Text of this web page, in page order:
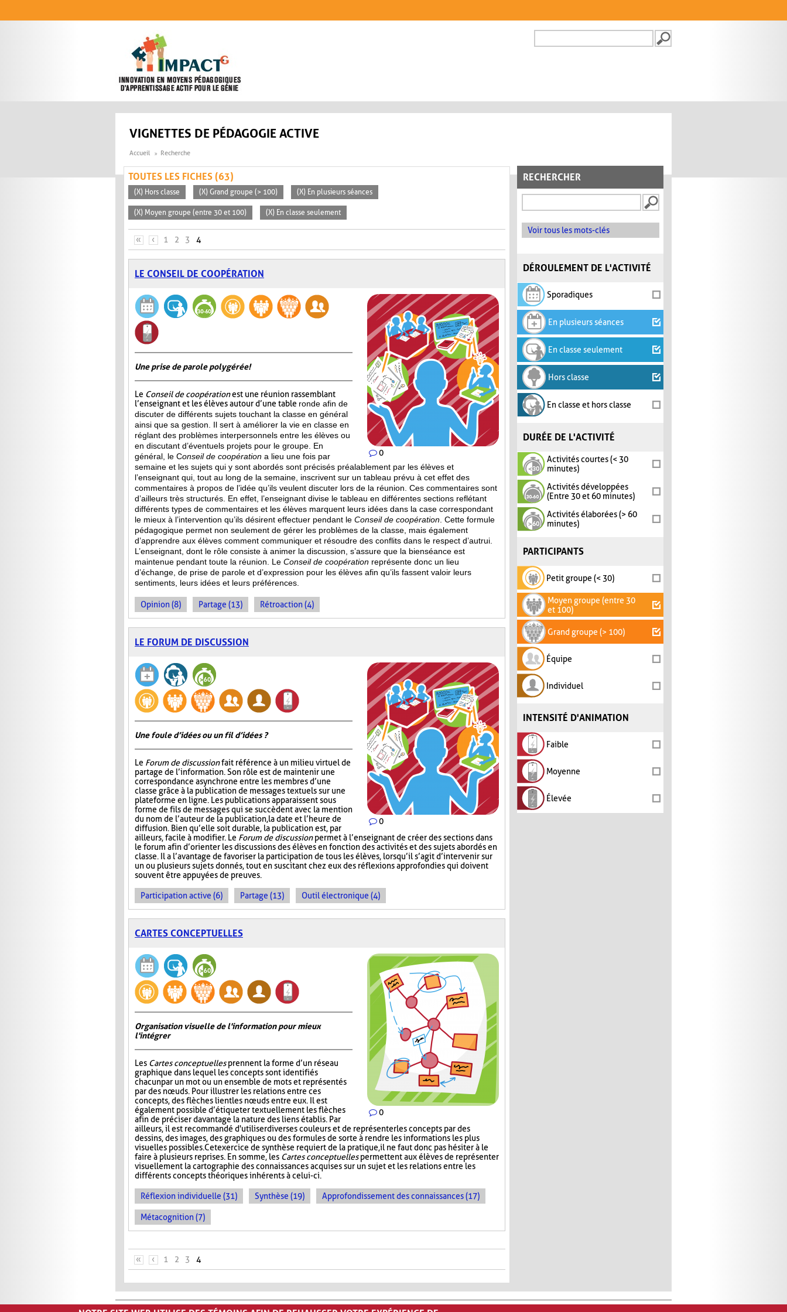
FORMULAIRE DE
VIGNETTES DE PÉDAGOGIE ACTIVE
Accueil Recherche
RECHERCHER
Voir tous les mots-clés
DÉROULEMENT DE L'ACTIVITÉ
Sporadiques
En plusieurs séances
En classe seulement
Hors classe
En classe et hors classe
DURÉE DE L'ACTIVITÉ
Activités courtes (< 30
minutes)
Activités développées
(Entre 30 et 60 minutes)
Activités élaborées (> 60
minutes)
PARTICIPANTS
Petit groupe (< 30)
Moyen groupe (entre 30
et 100)
Grand groupe (> 100)
Équipe
Individuel
INTENSITÉ D'ANIMATION
Faible
Moyenne
Élevée
TOUTES LES FICHES (63)
(X) Hors classe (X) Grand groupe (> 100) (X) En plusieurs séances
(X) Moyen groupe (entre 30 et 100) (X) En classe seulement
PAGES
« ‹ 1 2 3 4
LE CONSEIL DE COOPÉRATION
0
Une prise de parole polygérée!
Le Conseil de coopérationest une réunion rassemblant
l’enseignant et les élèves autour d’une table ronde afin de
discuter de différents sujets touchant la classe en général
ainsi que sa gestion. Il sert à améliorer la vie en classe en
réglant des problèmes interpersonnels entre les élèves ou
en discutant d’éventuels projets pour le groupe. En
général, le Conseil de coopération a lieu une fois par
semaine et les sujets qui y sont abordés sont précisés préalablement par les élèves et
l’enseignant qui, tout au long de la semaine, inscrivent sur un tableau prévu à cet effet des
commentaires à propos de l’idée qu’ils veulent discuter lors de la réunion. Ces commentaires sont
d’ailleurs très structurés. En effet, l’enseignant divise le tableau en différentes sections reflétant
différents types de commentaires et les élèves marquent leurs idées dans la case correspondant
le mieux à l’intervention qu’ils désirent effectuer pendant le Conseil de coopération. Cette formule
pédagogique permet non seulement de gérer les problèmes de la classe, mais également
d’apprendre aux élèves comment communiquer et résoudre des conflits dans le respect d’autrui.
L’enseignant, dont le rôle consiste à animer la discussion, s’assure que la bienséance est
maintenue pendant toute la réunion. Le Conseil de coopération représente donc un lieu
d’échange, de prise de parole et d’expression pour les élèves afin qu’ils fassent valoir leurs
sentiments, leurs idées et leurs préférences.
Opinion (8) Partage (13) Rétroaction (4)
LE FORUM DE DISCUSSION
0
Une foule d’idées ou un fil d’idées ?
Le Forum de discussionfait référence à un milieu virtuel de
partage de l’information. Son rôle est de maintenir une
correspondance asynchrone entre les membres d’une
classe grâce à la publication de messages textuels sur une
plateforme en ligne. Les publications apparaissent sous
forme de fils de messages qui se succèdent avec la mention
du nom de l’auteur de la publication, la date et l’heure de
diffusion. Bien qu’elle soit durable, la publication est, par
ailleurs, facile à modifier. Le Forum de discussionpermet à l’enseignant de créer des sections dans
le forum afin d’orienter les discussions des élèves en fonction des activités et des sujets abordés en
classe. Il a l’avantage de favoriser la participation de tous les élèves, lorsqu’il s’agit d’intervenir sur
un ou plusieurs sujets donnés, tout en suscitant chez eux des réflexions approfondies qui doivent
souvent être appuyées de preuves.
Participation active (6) Partage (13) Outil électronique (4)
CARTES CONCEPTUELLES
0
Organisation visuelle de l'information pour mieux
l'intégrer
Les Cartes conceptuellesprennent la forme d’un réseau
graphique dans lequel les concepts sont identifiés
chacun par un mot ou un ensemble de mots et représentés
par des nœuds. Pour illustrer les relations entre ces
concepts, des flèches lient les nœuds entre eux. Il est
également possible d’étiqueter textuellement les flèches
afin de préciser davantage la nature des liens établis. Par
ailleurs, il est recommandé d'utiliser diverses couleurs et de représenter les concepts par des
dessins, des images, des graphiques ou des formules de sorte à rendre les informations les plus
visuelles possibles. Cet exercice de synthèse requiert de la pratique, il ne faut donc pas hésiter à le
faire à plusieurs reprises. En somme, les Cartes conceptuellespermettent aux élèves de représenter
visuellement la cartographie des connaissances acquises sur un sujet et les relations entre les
différents concepts théoriques inhérents à celui-ci.
Réflexion individuelle (31) Synthèse (19) Approfondissement des connaissances (17)
Métacognition (7)
« ‹ 1 2 3 4